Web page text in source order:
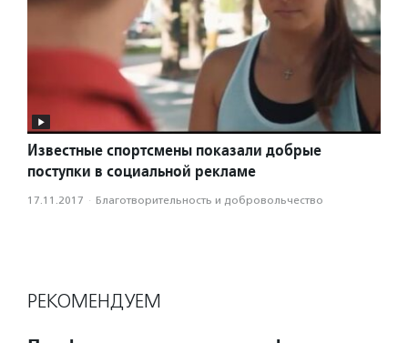
Известные спортсмены показали добрые
поступки в социальной рекламе
17.11.2017 · Благотвори­тель­ность и доброволь­чест­во
РЕКОМЕНДУЕМ